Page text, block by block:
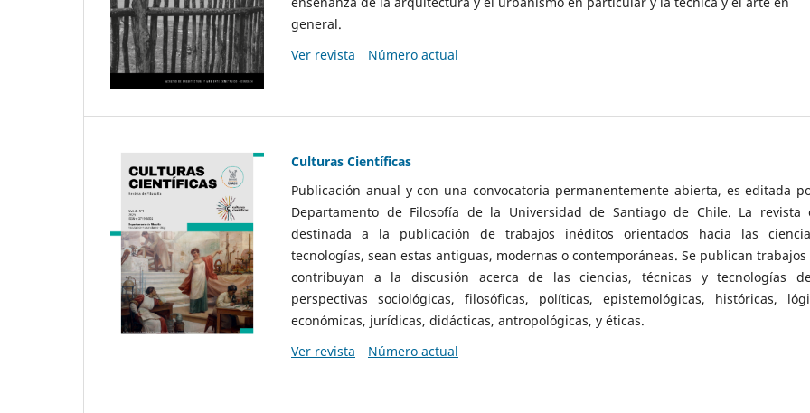
general.
Ver revista
Número actual
Culturas Científicas
Publicación anual y con una convocatoria permanentemente abierta, es editada
Departamento de Filosofía de la Universidad de Santiago de Chile. La revista
destinada a la publicación de trabajos inéditos orientados hacia las
tecnologías, sean estas antiguas, modernas o contemporáneas. Se publican
contribuyan a la discusión acerca de las ciencias, técnicas y tecnologías
perspectivas sociológicas, filosóficas, políticas, epistemológicas, históricas,
económicas, jurídicas, didácticas, antropológicas, y éticas.
Ver revista
Número actual